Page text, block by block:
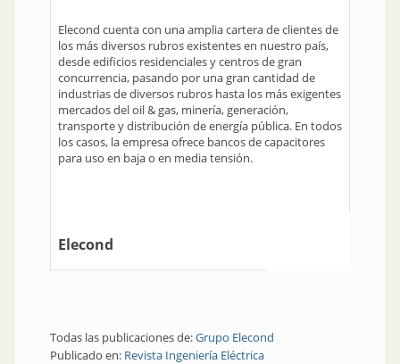
Elecond cuenta con una amplia cartera de clientes de
los más diversos rubros existentes en nuestro país,
desde edificios residenciales y centros de gran
concurrencia, pasando por una gran cantidad de
industrias de diversos rubros hasta los más exigentes
mercados del oil & gas, minería, generación,
transporte y distribución de energía pública. En todos
los casos, la empresa ofrece bancos de capacitores
para uso en baja o en media tensión.
Elecond
Todas las publicaciones de:Grupo Elecond
Publicado en: Revista Ingeniería Eléctrica